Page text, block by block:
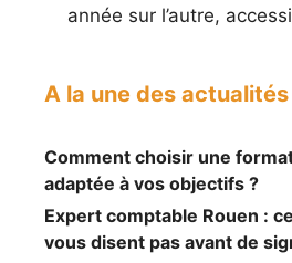
année sur l’autre,
A la une des actualités
Comment choisir une
adaptée à vos objectifs ?
Expert comptable Rouen :
vous disent pas avant de